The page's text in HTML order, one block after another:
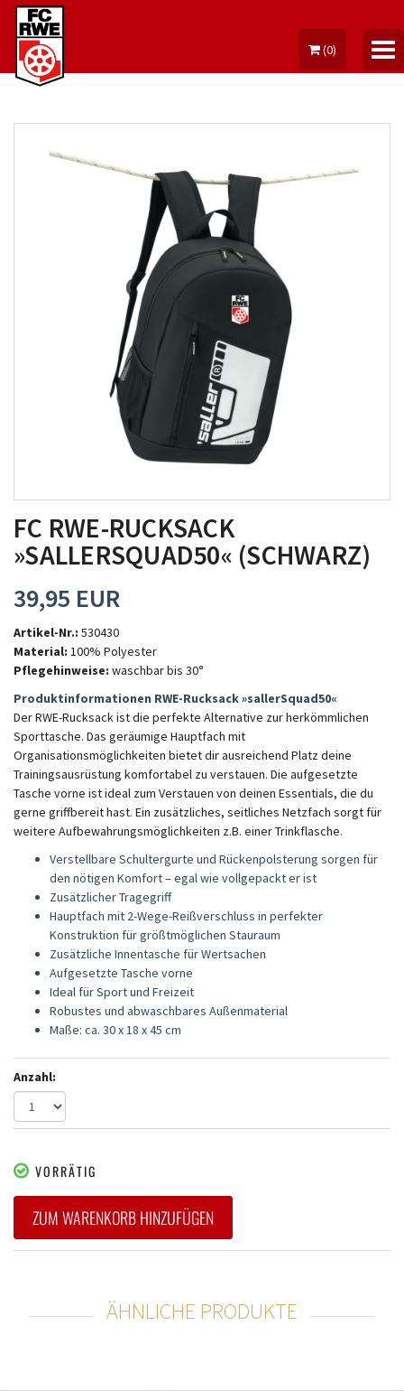
(0)
MEIN KONTO
TICKETS
DAUERKARTE
FANARTIKEL
FUSSBALLSCHULE
GUTSCHEINE
MITGLIEDSCHAFT
FC RWE-RUCKSACK
»SALLERSQUAD50« (SCHWARZ)
39,95 EUR
Artikel-Nr.: 530430
Material: 100% Polyester
Pflegehinweise: waschbar bis 30°
Produktinformationen RWE-Rucksack »sallerSquad50«
Der RWE-Rucksack ist die perfekte Alternative zur herkömmlichen
Sporttasche. Das geräumige Hauptfach mit
Organisationsmöglichkeiten bietet dir ausreichend Platz deine
Trainingsausrüstung komfortabel zu verstauen. Die aufgesetzte
Tasche vorne ist ideal zum Verstauen von deinen Essentials, die du
gerne griffbereit hast. Ein zusätzliches, seitliches Netzfach sorgt für
weitere Aufbewahrungsmöglichkeiten z.B. einer Trinkflasche.
Verstellbare Schultergurte und Rückenpolsterung sorgen für
den nötigen Komfort – egal wie vollgepackt er ist
Zusätzlicher Tragegriff
Hauptfach mit 2-Wege-Reißverschluss in perfekter
Konstruktion für größtmöglichen Stauraum
Zusätzliche Innentasche für Wertsachen
Aufgesetzte Tasche vorne
Ideal für Sport und Freizeit
Robustes und abwaschbares Außenmaterial
Maße: ca. 30 x 18 x 45 cm
Anzahl:
VORRÄTIG
ZUM WARENKORB HINZUFÜGEN
ÄHNLICHE PRODUKTE